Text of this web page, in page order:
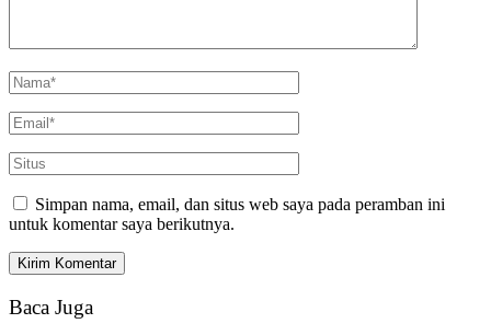
Simpan nama, email, dan situs web saya pada peramban ini
untuk komentar saya berikutnya.
Baca Juga